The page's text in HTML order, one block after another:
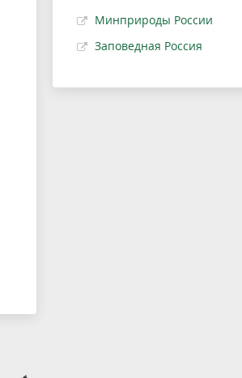
Минприроды России
Заповедная Россия